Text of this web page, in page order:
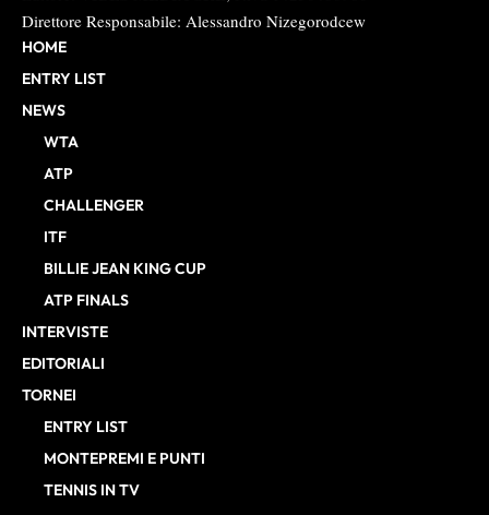
Direttore Responsabile: Alessandro Nizegorodcew
HOME
ENTRY LIST
NEWS
WTA
ATP
CHALLENGER
ITF
BILLIE JEAN KING CUP
ATP FINALS
INTERVISTE
EDITORIALI
TORNEI
ENTRY LIST
MONTEPREMI E PUNTI
TENNIS IN TV